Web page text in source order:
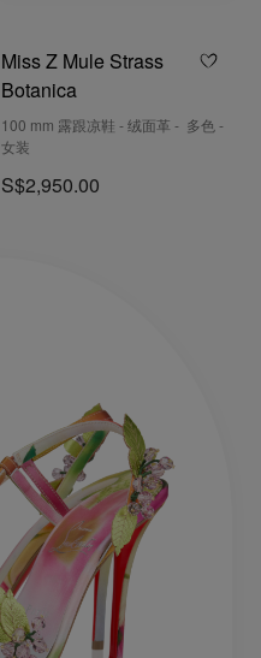
Miss Z Mule Strass
Botanica
100 mm 露跟凉鞋 - 绒面革 - 多色 -
女装
S$2,950.00